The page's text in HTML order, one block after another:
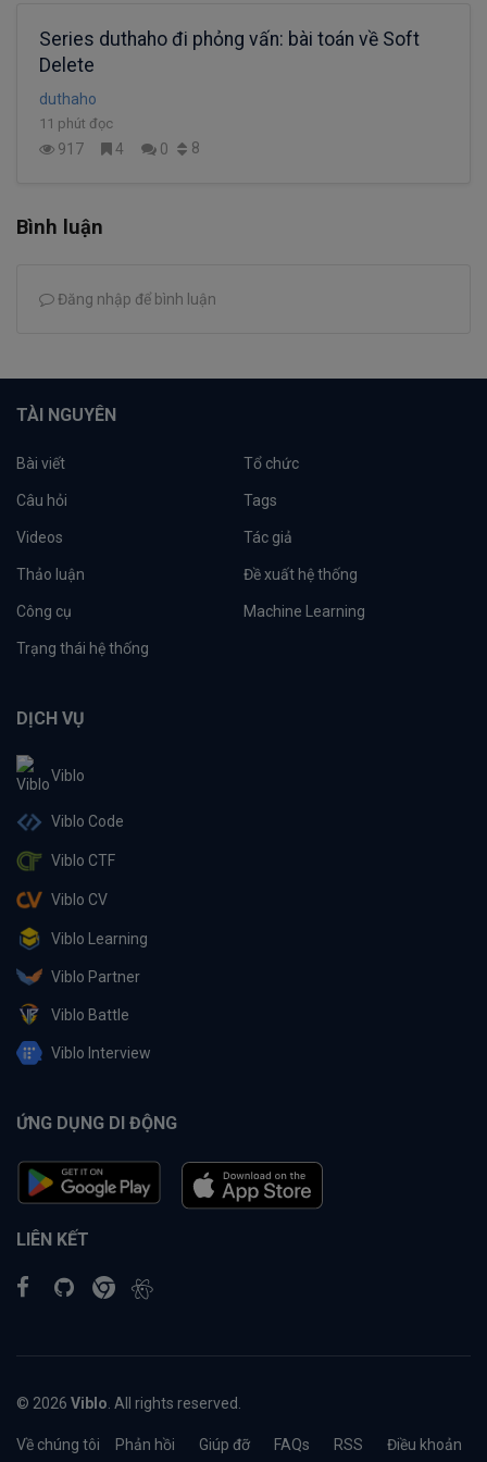
Series duthaho đi phỏng vấn: bài toán về Soft
Delete
duthaho
11 phút đọc
917 4 0 8
Bình luận
Đăng nhập để bình luận
TÀI NGUYÊN
Bài viết Tổ chức
Câu hỏi Tags
Videos Tác giả
Thảo luận Đề xuất hệ thống
Công cụ Machine Learning
Trạng thái hệ thống
DỊCH VỤ
Viblo
Viblo Code
Viblo CTF
Viblo CV
Viblo Learning
Viblo Partner
Viblo Battle
Viblo Interview
ỨNG DỤNG DI ĐỘNG
LIÊN KẾT
© 2026 Viblo . All rights reserved.
Về chúng tôi Phản hồi Giúp đỡ FAQs RSS Điều khoản